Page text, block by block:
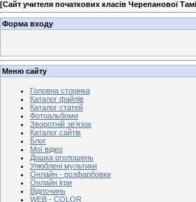
[Сайт учителя початкових класів Черепанової
Форма входу
Меню сайту
Головна сторінка
Каталог файлів
Каталог статей
Фотоальбоми
Зворотній зв'язок
Каталог сайтів
Блог
Мої відео
Дошка оголошень
Улюблені мультики
Онлайн - розфарбовки
Онлайн ігри
Відпочинь
WEB - COLOR